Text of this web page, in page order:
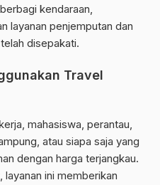
kendaraan,
layanan penjemputan dan
disepakati.
Travel
mahasiswa, perantau,
atau siapa saja yang
dengan harga terjangkau.
ini memberikan